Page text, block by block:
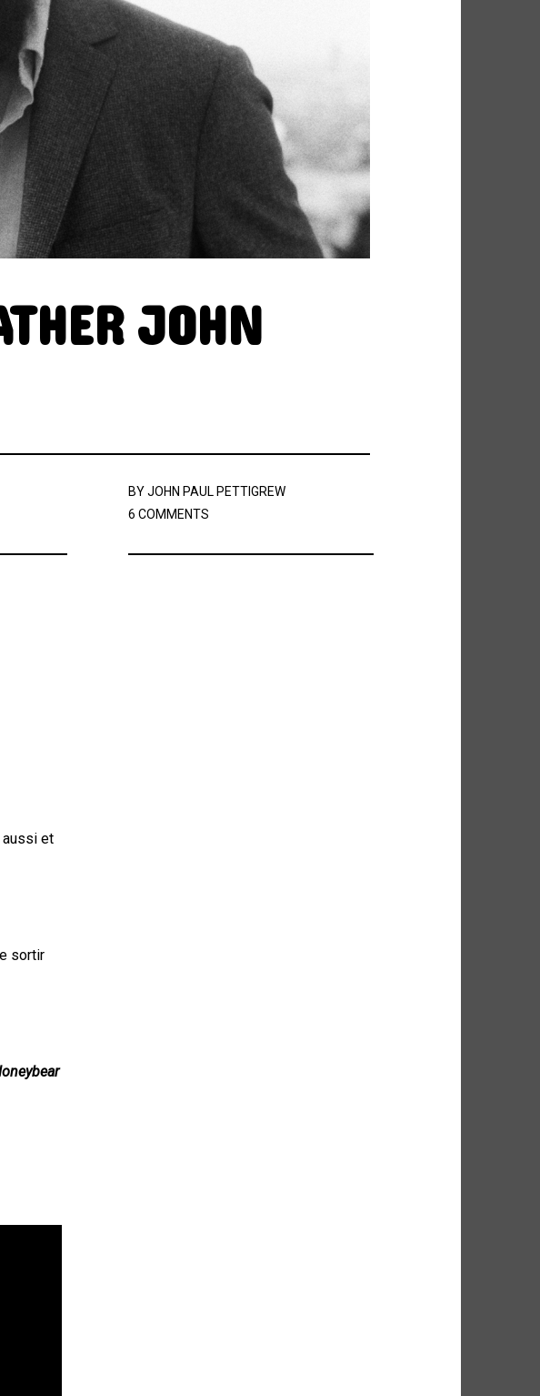
FOLK FUNK FUNK SOUL
HIP HOP HIP POP
INDIE
JAZZ L'HEURE DU BILAN
METAL
NEW-WAVE NU SOUL PEOPLE
PLAYLIST
POP ROCK PUB ROCK RATTRAPAGE
ROCK
RYTHMN AND BLUES SERIES
SOCIÉTÉ
WEEK
SOUL SOUNDTRACK OF MY LIFE
JOHN
BYJOHN PAUL PETTIGREW
6 COMMENTS
aussi et
sortir